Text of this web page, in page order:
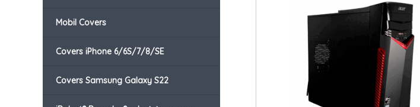
Mobil Covers
Covers iPhone 6/6S/7/8/SE
Covers Samsung Galaxy S22